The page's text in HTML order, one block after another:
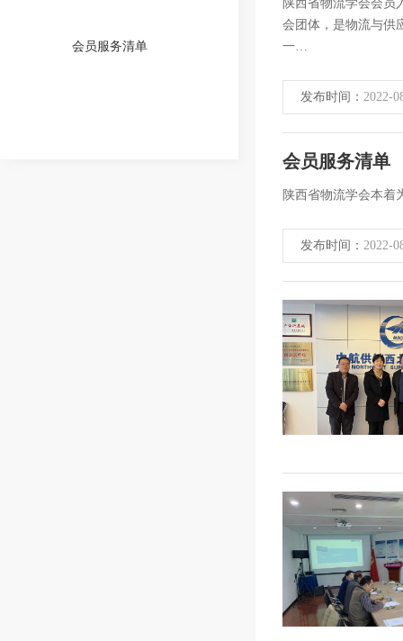
会员服务清单
陕西省物流学会会员
会团体，是物流与供
一…
发布时间： 2022-
会员服务清单
陕西省物流学会本着
发布时间： 2022-